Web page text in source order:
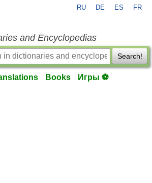
RU DE ES FR
and Encyclopedias
Search!
Books Игры ⚽